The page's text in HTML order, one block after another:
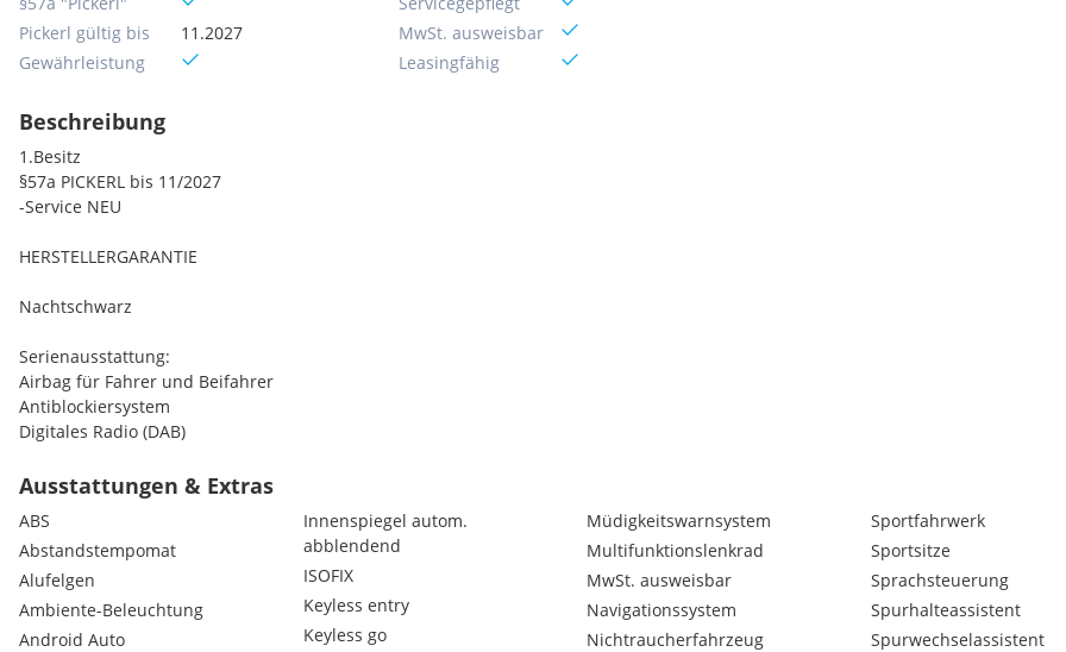
Pickerl gültig bis
11.2027
Gewährleistung
MwSt. ausweisbar
Leasingfähig
Beschreibung
1.Besitz
§57a PICKERL bis 11/2027
-Service NEU
HERSTELLERGARANTIE
Nachtschwarz
Serienausstattung:
Airbag für Fahrer und Beifahrer
Antiblockiersystem
Digitales Radio (DAB)
Multifunktions-Sportlenkrad in Leder
CENTRAL MEDIA DISPLAY
Komfortsitze in Ledernachbildung ARTICO / Stoff
USB-Paket Plus
Remote Services Plus
MBUX Navigation Premium
Komfortfahrwerk mit Tieferlegung
Ausstattungen & Extras
ABS
Abstandstempomat
Alufelgen
Ambiente-Beleuchtung
Android Auto
Innenspiegel autom.
abblendend
ISOFIX
Keyless entry
Keyless go
Müdigkeitswarnsystem
Multifunktionslenkrad
MwSt. ausweisbar
Navigationssystem
Nichtraucherfahrzeug
Sportfahrwerk
Sportsitze
Sprachsteuerung
Spurhalteassistent
Spurwechselassistent